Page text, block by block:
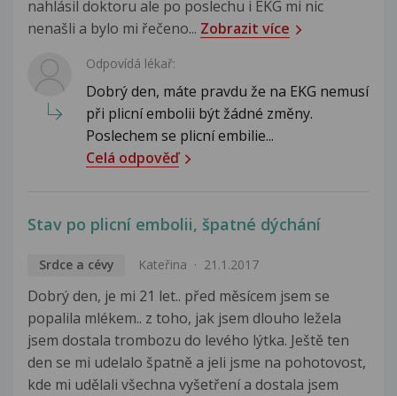
nahlásil doktoru ale po poslechu i EKG mi nic
nenašli a bylo mi řečeno... Zobrazit více
Odpovídá lékař:
Dobrý den, máte pravdu že na EKG nemusí
při plicní embolii být žádné změny.
Poslechem se plicní embilie...
Celá odpověď
Stav po plicní embolii, špatné dýchání
Srdce a cévy Kateřina 21.1.2017
Dobrý den, je mi 21 let.. před měsícem jsem se
popalila mlékem.. z toho, jak jsem dlouho ležela
jsem dostala trombozu do levého lýtka. Ještě ten
den se mi udelalo špatně a jeli jsme na pohotovost,
kde mi udělali všechna vyšetření a dostala jsem